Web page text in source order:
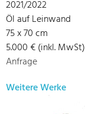
2021/2022
Öl auf Leinwand
75 x 70 cm
5.000 € (inkl. MwSt)
Anfrage
Weitere Werke